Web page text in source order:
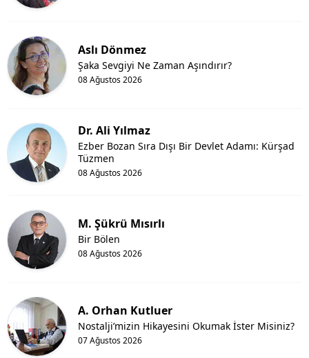
Aslı Dönmez
08 Ağustos 2026
Şaka Sevgiyi Ne Zaman Aşındırır?
Dr. Ali Yılmaz
08 Ağustos 2026
Ezber Bozan Sıra Dışı Bir Devlet Adamı: Kürşad
Tüzmen
M. Şükrü Mısırlı
08 Ağustos 2026
Bir Bölen
A. Orhan Kutluer
07 Ağustos 2026
Nostalji’mizin Hikayesini Okumak İster Misiniz?